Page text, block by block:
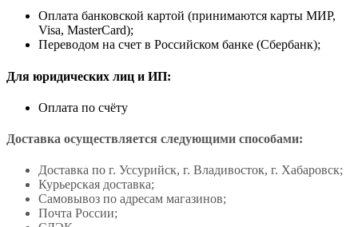
Оплата банковской картой (принимаются карты МИР,
Visa, MasterCard);
Переводом на счет в Российском банке (Сбербанк);
Для юридических лиц и ИП:
Оплата по счёту
Доставка осуществляется следующими способами:
Доставка по г. Уссурийск, г. Владивосток, г. Хабаровск;
Курьерская доставка;
Самовывоз по адресам магазинов;
Почта России;